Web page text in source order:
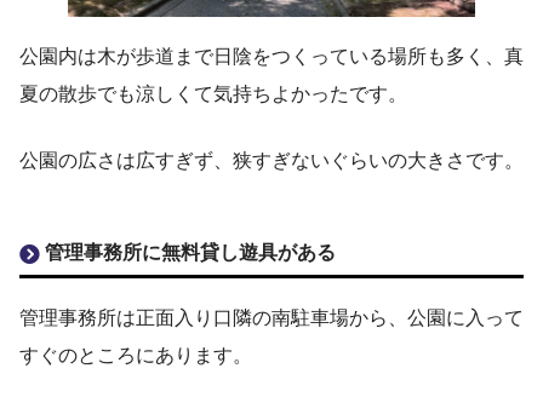
公園内は木が歩道まで日陰をつくっている場所も多く、真
夏の散歩でも涼しくて気持ちよかったです。
公園の広さは広すぎず、狭すぎないぐらいの大きさです。
管理事務所に無料貸し遊具がある
管理事務所は正面入り口隣の南駐車場から、公園に入って
すぐのところにあります。